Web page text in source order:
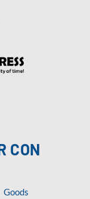
CON
Goods